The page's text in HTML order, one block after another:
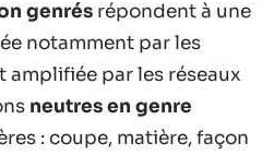
genrés répondent à une
notamment par les
amplifiée par les réseaux
neutres en genre
: coupe, matière, façon